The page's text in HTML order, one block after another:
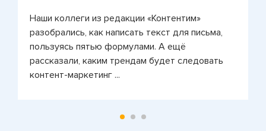
Наши коллеги из редакции «Контентим»
разобрались, как написать текст для письма,
пользуясь пятью формулами. А ещё
рассказали, каким трендам будет следовать
контент-маркетинг ...